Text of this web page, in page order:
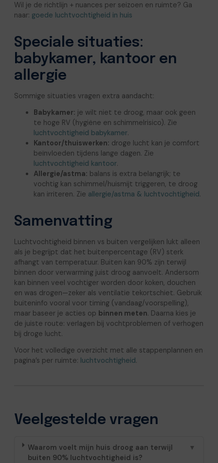
Wil je de richtlijn + nuances per seizoen en ruimte? Ga
naar: goede luchtvochtigheid in huis
Speciale situaties:
babykamer, kantoor en
allergie
Sommige situaties vragen extra aandacht:
Babykamer: je wilt niet te droog, maar ook geen
te hoge RV (hygiëne en schimmelrisico). Zie
luchtvochtigheid babykamer.
Kantoor/thuiswerken: droge lucht kan je comfort
beïnvloeden tijdens lange dagen. Zie
luchtvochtigheid kantoor.
Allergie/astma: balans is extra belangrijk; te
vochtig kan schimmel/huismijt triggeren, te droog
kan irriteren. Zie allergie/astma & luchtvochtigheid.
Samenvatting
Luchtvochtigheid binnen vs buiten vergelijken lukt alleen
als je begrijpt dat het buitenpercentage (RV) sterk
afhangt van temperatuur. Buiten kan 90% zijn terwijl
binnen door verwarming juist droog aanvoelt. Andersom
kan binnen veel vochtiger worden door koken, douchen
en was drogen—zeker als ventilatie tekortschiet. Gebruik
buiteninfo vooral voor timing (vandaag/voorspelling),
maar baseer je acties op binnen meten. Daarna kies je
de juiste route: verlagen bij vochtproblemen of verhogen
bij droge lucht.
Voor het volledige overzicht met alle stappenplannen en
pagina’s per ruimte: luchtvochtigheid.
Veelgestelde vragen
Waarom voelt mijn huis droog aan terwijl
buiten 90% luchtvochtigheid is?
▼